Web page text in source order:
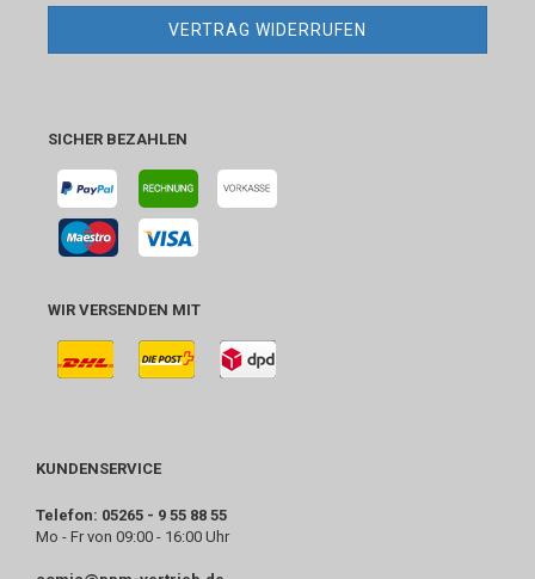
VERTRAG WIDERRUFEN
SICHER BEZAHLEN
WIR VERSENDEN MIT
KUNDENSERVICE
Telefon: 05265 - 9 55 88 55
Mo - Fr von 09:00 - 16:00 Uhr